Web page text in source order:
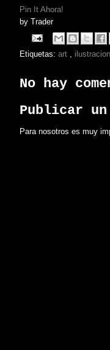
Pin It Ahora!
by Trader
Etiquetas: art ilustracion
No hay
Publicar un
Para nosotros es muy